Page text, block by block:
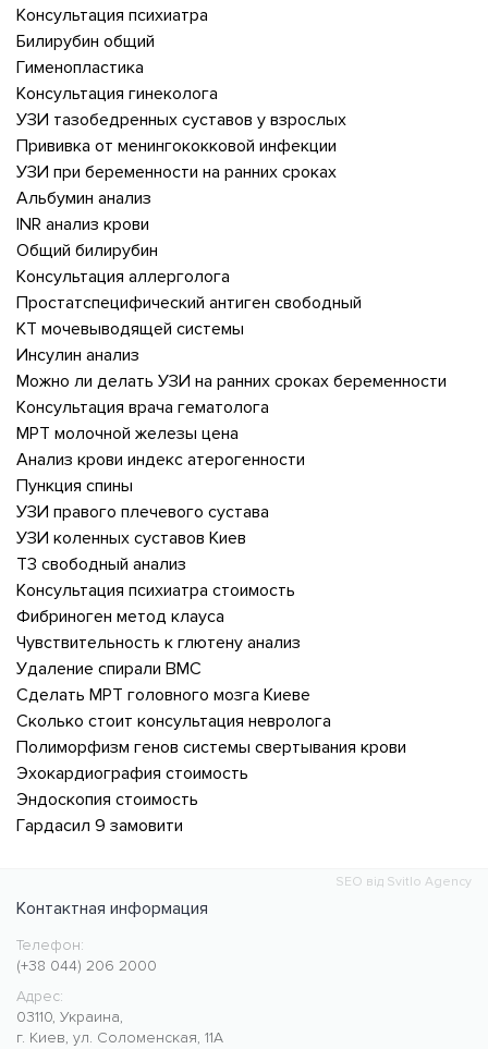
Консультация психиатра
Билирубин общий
Гименопластика
Консультация гинеколога
УЗИ тазобедренных суставов у взрослых
Прививка от менингококковой инфекции
УЗИ при беременности на ранних сроках
Альбумин анализ
INR анализ крови
Общий билирубин
Консультация аллерголога
Простатспецифический антиген свободный
КТ мочевыводящей системы
Инсулин анализ
Можно ли делать УЗИ на ранних сроках беременности
Консультация врача гематолога
МРТ молочной железы цена
Анализ крови индекс атерогенности
Пункция спины
УЗИ правого плечевого сустава
УЗИ коленных суставов Киев
Т3 свободный анализ
Консультация психиатра стоимость
Фибриноген метод клауса
Чувствительность к глютену анализ
Удаление спирали ВМС
Сделать МРТ головного мозга Киеве
Сколько стоит консультация невролога
Полиморфизм генов системы свертывания крови
Эхокардиография стоимость
Эндоскопия стоимость
Гардасил 9 замовити
SEO від Svitlo Agency
Контактная информация
Медицинский центр CMC MED
https://cmcmed.clinic
Телефон:
(+38 044) 206 2000
Адрес:
03110, Украина,
г. Киев, ул. Соломенская, 11А